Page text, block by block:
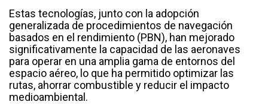
Estas tecnologías, junto con la adopción
generalizada de procedimientos de navegación
basados en el rendimiento (PBN), han mejorado
significativamente la capacidad de las aeronaves
para operar en una amplia gama de entornos del
espacio aéreo, lo que ha permitido optimizar las
rutas, ahorrar combustible y reducir el impacto
medioambiental.